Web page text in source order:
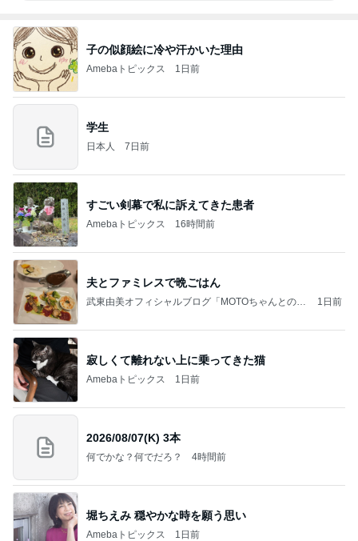
子の似顔絵に冷や汗かいた理由
Amebaトピックス 1日前
学生
日本人 7日前
すごい剣幕で私に訴えてきた患者
Amebaトピックス 16時間前
夫とファミレスで晩ごはん
武東由美オフィシャルブログ「MOTOちゃんとのは
1日前
寂しくて離れない上に乗ってきた猫
Amebaトピックス 1日前
2026/08/07(K) 3本
何でかな？何でだろ？ 4時間前
堀ちえみ 穏やかな時を願う思い
Amebaトピックス 1日前